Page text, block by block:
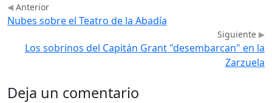
Anterior
Nubes sobre el Teatro de la Abadía
Siguiente
Los sobrinos del Capitán Grant "desembarcan" en la
Zarzuela
Deja un comentario